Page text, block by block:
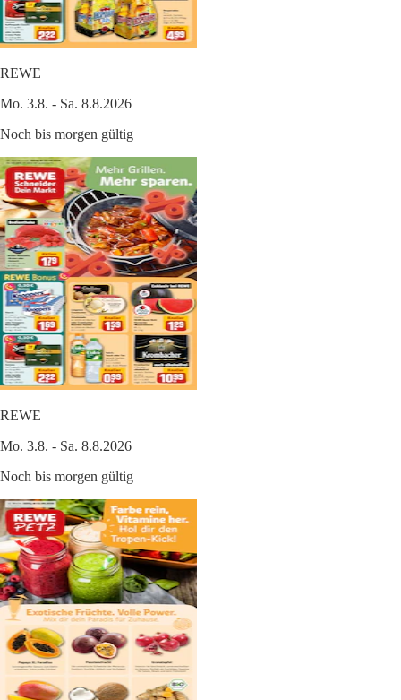
REWE
Mo. 3.8. - Sa. 8.8.2026
Noch bis morgen gültig
REWE
Mo. 3.8. - Sa. 8.8.2026
Noch bis morgen gültig